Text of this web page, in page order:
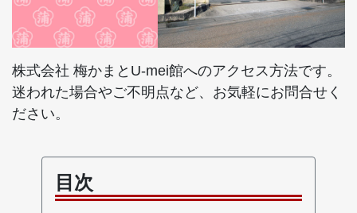
株式会社 梅かまとU-mei館へのアクセス方法です。
迷われた場合やご不明点など、お気軽にお問合せく
ださい。
目次